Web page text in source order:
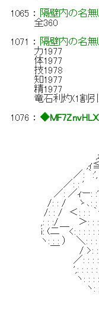
1065 ： 隔壁内の名無
全360
1071
： 隔壁内の名無
力1977
体1977
技1978
知1977
精1977
竜石利灼(1割引)
1076 ：
,ｨi／:
,zｨ {《
,ｨ≦{ ＿
／: ｀:', ｀
／: : ' ＞´: : :
／: ／ｨー: :''´:
/: : / ゝ､: : : :
/: : / ＜: : : ｀
,: : :/ ＞: : :
i: (二￣<: : :
ヽ: : : ） ＼: :
￣ / >: : : :
／: : : : : : :
',: : : : : : : :
ヽ: : : : : : :
ヽ: : : : :
＼: : ／
∨ {: : : : :